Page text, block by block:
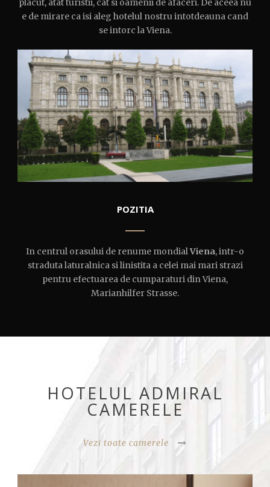
e de mirare ca isi aleg hotelul nostru intotdeauna cand
se intorc la Viena.
POZITIA
In centrul orasului de renume mondialViena, intr-o
straduta laturalnica si linistita a celei mai mari strazi
pentru efectuarea de cumparaturi din Viena,
Marianhilfer Strasse.
HOTELUL ADMIRAL
CAMERELE
Vezi toate camerele